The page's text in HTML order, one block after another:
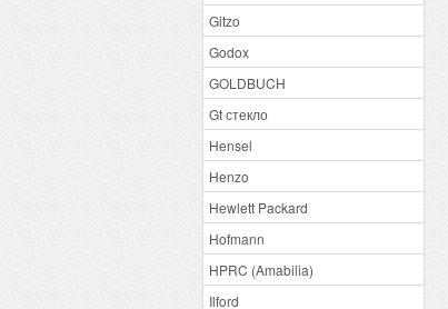
Gitzo
Godox
GOLDBUCH
Gt стекло
Hensel
Henzo
Hewlett Packard
Hofmann
HPRC (Amabilia)
Ilford